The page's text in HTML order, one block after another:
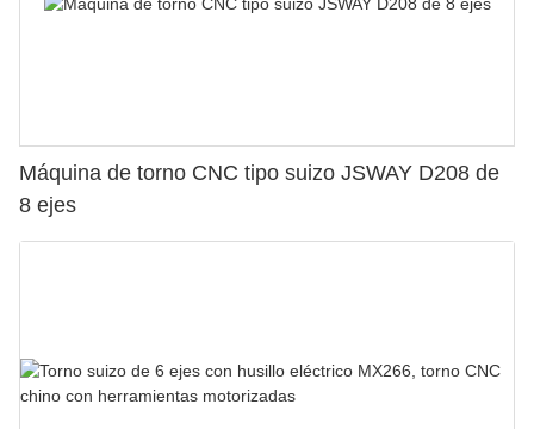
Máquina de torno CNC tipo suizo JSWAY D208 de
8 ejes